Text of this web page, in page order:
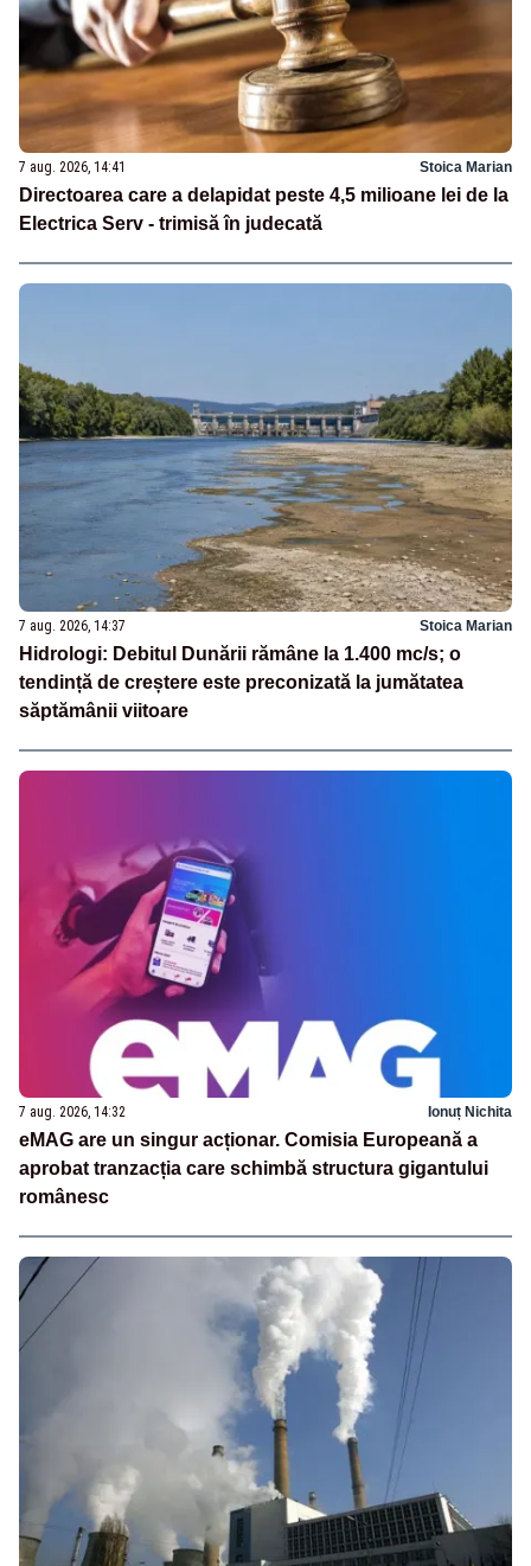
7 aug. 2026, 14:41 Stoica Marian
Directoarea care a delapidat peste 4,5 milioane lei de la
Electrica Serv - trimisă în judecată
7 aug. 2026, 14:37 Stoica Marian
Hidrologi: Debitul Dunării rămâne la 1.400 mc/s; o
tendință de creștere este preconizată la jumătatea
săptămânii viitoare
7 aug. 2026, 14:32 Ionuț Nichita
eMAG are un singur acționar. Comisia Europeană a
aprobat tranzacția care schimbă structura gigantului
românesc